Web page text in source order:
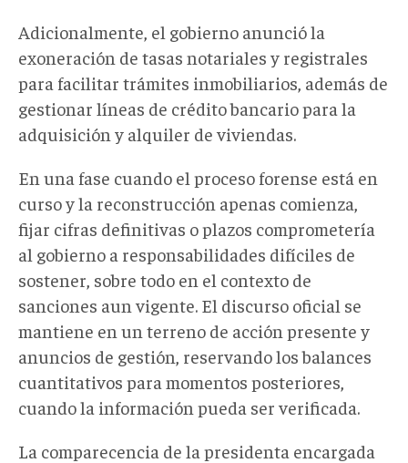
Adicionalmente, el gobierno anunció la
exoneración de tasas notariales y registrales
para facilitar trámites inmobiliarios, además de
gestionar líneas de crédito bancario para la
adquisición y alquiler de viviendas.
En una fase cuando el proceso forense está en
curso y la reconstrucción apenas comienza,
fijar cifras definitivas o plazos comprometería
al gobierno a responsabilidades difíciles de
sostener, sobre todo en el contexto de
sanciones aun vigente. El discurso oficial se
mantiene en un terreno de acción presente y
anuncios de gestión, reservando los balances
cuantitativos para momentos posteriores,
cuando la información pueda ser verificada.
La comparecencia de la presidenta encargada